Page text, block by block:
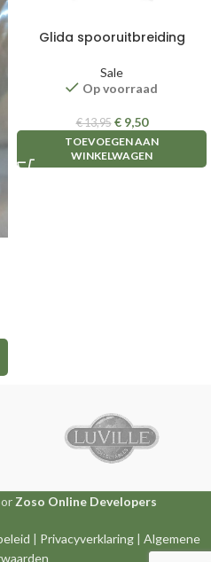
Glida spooruitbreiding
Sale
Op voorraad
€13,95 €9,50
TOEVOEGEN AAN
WINKELWAGEN
Zoso Online Developers
| Privacyverklaring| Algemene